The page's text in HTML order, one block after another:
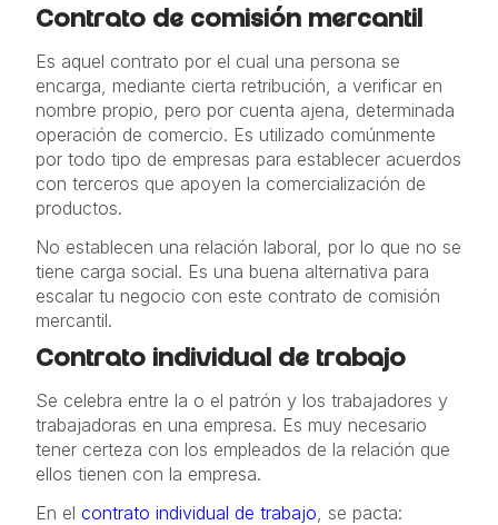
Contrato de comisión mercantil
Es aquel contrato por el cual una persona se
encarga, mediante cierta retribución, a verificar en
nombre propio, pero por cuenta ajena, determinada
operación de comercio. Es utilizado comúnmente
por todo tipo de empresas para establecer acuerdos
con terceros que apoyen la comercialización de
productos.
No establecen una relación laboral, por lo que no se
tiene carga social. Es una buena alternativa para
escalar tu negocio con este contrato de comisión
mercantil.
Contrato individual de trabajo
Se celebra entre la o el patrón y los trabajadores y
trabajadoras en una empresa. Es muy necesario
tener certeza con los empleados de la relación que
ellos tienen con la empresa.
En el contrato individual de trabajo, se pacta: